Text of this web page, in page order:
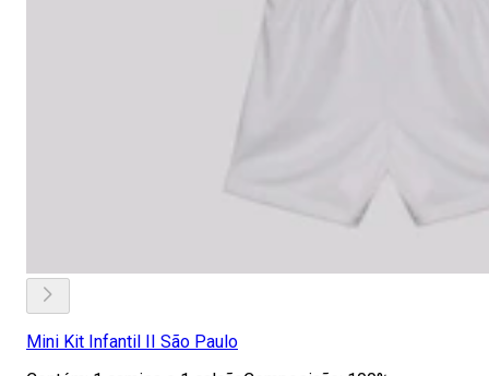
Mini Kit Infantil II São Paulo